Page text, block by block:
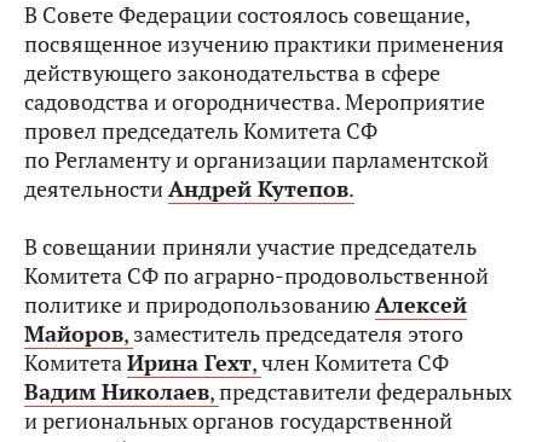
В Совете Федерации состоялось совещание,
посвященное изучению практики применения
действующего законодательства в сфере
садоводства и огородничества. Мероприятие
провел председатель Комитета СФ
по Регламенту и организации парламентской
деятельностиАндрей Кутепов.
В совещании приняли участие председатель
Комитета СФ по аграрно-продовольственной
политике и природопользованиюАлексей
Майоров, заместитель председателя этого
КомитетаИрина Гехт,член Комитета СФ
Вадим Николаев,представители федеральных
и региональных органов государственной